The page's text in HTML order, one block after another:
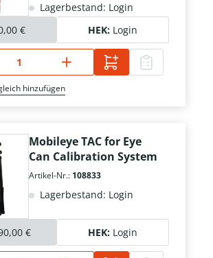
Lagerbestand: Login
€ HEK: Login
hinzufügen
Mobileye TAC for Eye
Can Calibration System
Artikel-Nr.: 108833
Lagerbestand: Login
€ HEK: Login